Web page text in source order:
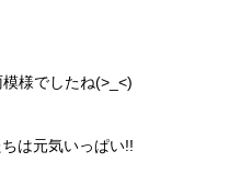
様でしたね(>_<)
は元気いっぱい!!